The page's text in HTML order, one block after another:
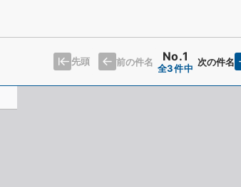
先頭 前の件名 No.1
全3件中
次の件名